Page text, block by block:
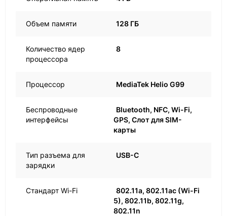
Объем памяти 128 ГБ
Количество ядер
процессора
8
Процессор MediaTek Helio G99
Беспроводные
интерфейсы
Bluetooth, NFC, Wi-Fi,
GPS, Слот для SIM-
карты
Тип разъема для
зарядки
USB-C
Стандарт Wi-Fi
802.11a, 802.11ac (Wi-Fi
5), 802.11b, 802.11g,
802.11n